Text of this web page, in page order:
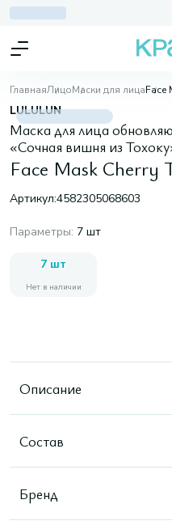
ГлавнаяЛицоМаски для лицаFace
LULULUN
Маска для лица
«Сочная вишня из
Face Mask Cherry
Артикул:4582305068603
Параметры: 7 шт
7 шт
Нет в наличии
Описание
Состав
Бренд